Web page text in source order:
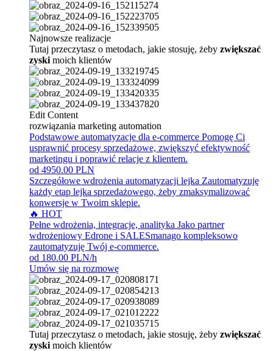
Najnowsze realizacje
Tutaj przeczytasz o metodach, jakie stosuję, żeby zwiększać
zyski moich klientów
Edit Content
rozwiązania marketing automation
Podstawowe automatyzacje dla e-commerce Pomogę Ci
usprawnić procesy sprzedażowe, zwiększyć efektywność
marketingu i poprawić relacje z klientem.
od 4950.00 PLN
Szczegółowe wdrożenia automatyzacji lejka Zautomatyzuję
każdy etap lejka sprzedażowego, żeby zmaksymalizować
konwersje w Twoim sklepie.
🔥 HOT
Pełne wdrożenia, integracje, analityka Jako partner
wdrożeniowy Edrone i SALESmanago kompleksowo
zautomatyzuję Twój e-commerce.
od 180.00 PLN/h
Umów się na rozmowę
Tutaj przeczytasz o metodach, jakie stosuję, żeby zwiększać
zyski moich klientów